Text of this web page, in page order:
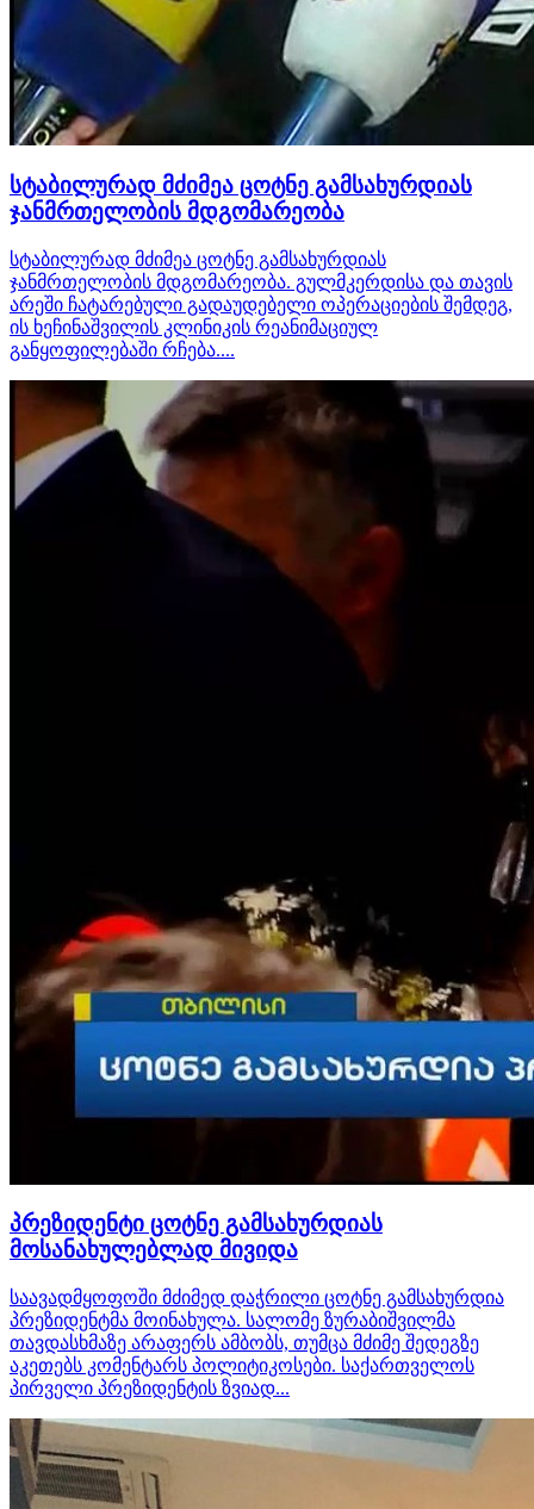
სტაბილურად მძიმეა ცოტნე გამსახურდიას
ჯანმრთელობის მდგომარეობა
სტაბილურად მძიმეა ცოტნე გამსახურდიას
ჯანმრთელობის მდგომარეობა. გულმკერდისა და თავის
არეში ჩატარებული გადაუდებელი ოპერაციების შემდეგ,
ის ხეჩინაშვილის კლინიკის რეანიმაციულ
განყოფილებაში რჩება....
პრეზიდენტი ცოტნე გამსახურდიას
მოსანახულებლად მივიდა
საავადმყოფოში მძიმედ დაჭრილი ცოტნე გამსახურდია
პრეზიდენტმა მოინახულა. სალომე ზურაბიშვილმა
თავდასხმაზე არაფერს ამბობს, თუმცა მძიმე შედეგზე
აკეთებს კომენტარს პოლიტიკოსები. საქართველოს
პირველი პრეზიდენტის ზვიად...